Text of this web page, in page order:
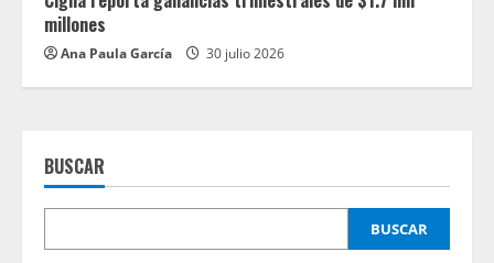
millones
Ana Paula García 30 julio 2026
BUSCAR
BUSCAR